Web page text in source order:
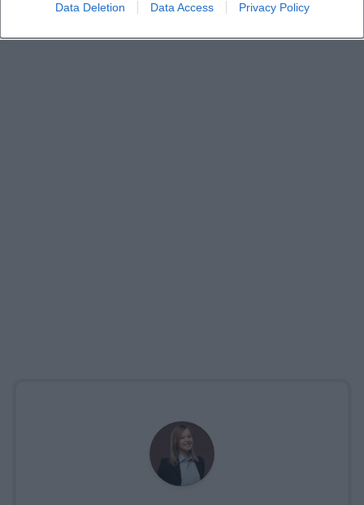
Data Deletion Data Access Privacy Policy